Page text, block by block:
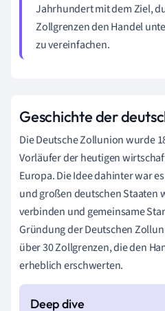
Jahrhundert mit dem Ziel,
Zollgrenzen den Handel
zu vereinfachen.
Geschichte der
Die Deutsche Zollunion wurde
Vorläufer der heutigen
Europa. Die Idee dahinter war
und großen deutschen Staaten
verbinden und gemeinsame
Gründung der Deutschen
über 30 Zollgrenzen, die den
erheblich erschwerten.